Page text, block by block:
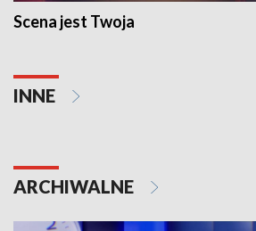
Scena jest Twoja
INNE
ARCHIWALNE